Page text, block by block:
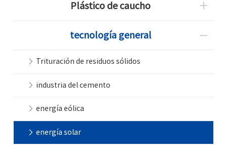
Plástico de caucho
tecnología general
Trituración de residuos sólidos
industria del cemento
energía eólica
energía solar